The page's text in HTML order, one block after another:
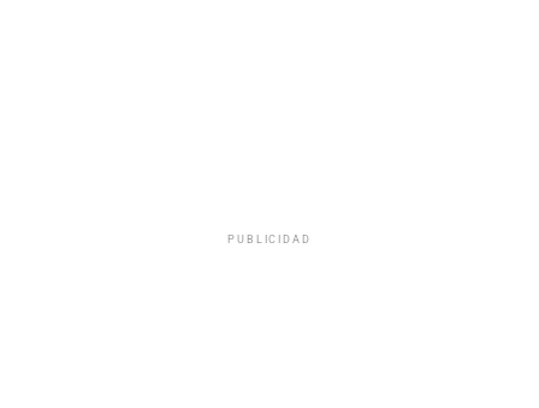
PUBLICIDAD